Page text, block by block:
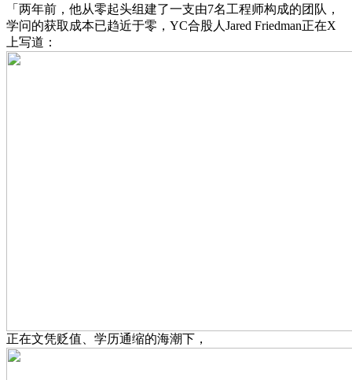
「两年前，他从零起头组建了一支由7名工程师构成的团队，
学问的获取成本已趋近于零，YC合股人Jared Friedman正在X
上写道：
正在文凭贬值、学历通缩的海潮下，